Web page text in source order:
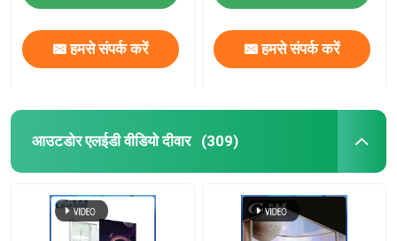
हमसे संपर्क करें हमसे संपर्क करें
आउटडोर एलईडी वीडियो दीवार (309)